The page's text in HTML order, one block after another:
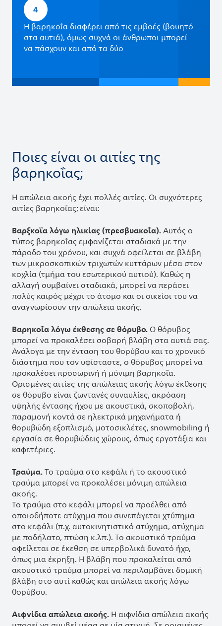
4
Η βαρηκοΐα διαφέρει από τις εμβοές (βουητό
στα αυτιά), όμως συχνά οι άνθρωποι μπορεί
να πάσχουν και από τα δύο
Ποιες είναι οι αιτίες της
βαρηκοΐας;
Η απώλεια ακοής έχει πολλές αιτίες. Οι συχνότερες
αιτίες βαρηκοΐας; είναι:
Βαρξκοΐα λόγω ηλικίας (πρεσβυακοΐα).Αυτός ο
τύπος βαρηκοΐας εμφανίζεται σταδιακά με την
πάροδο του χρόνου, και συχνά οφείλεται σε βλάβη
των μικροσκοπικών τριχωτών κυττάρων μέσα στον
κοχλία (τμήμα του εσωτερικού αυτιού). Καθώς η
αλλαγή συμβαίνει σταδιακά, μπορεί να περάσει
πολύς καιρός μέχρι το άτομο και οι οικείοι του να
αναγνωρίσουν την απώλεια ακοής.
Βαρηκοΐα λόγω έκθεσης σε θόρυβο.Ο θόρυβος
μπορεί να προκαλέσει σοβαρή βλάβη στα αυτιά σας.
Ανάλογα με την ένταση του θορύβου και το χρονικό
διάστημα που τον υφίσταστε, ο θόρυβος μπορεί να
προκαλέσει προσωρινή ή μόνιμη βαρηκοΐα.
Ορισμένες αιτίες της απώλειας ακοής λόγω έκθεσης
σε θόρυβο είναι ζωντανές συναυλίες, ακρόαση
υψηλής έντασης ήχου με ακουστικά, σκοποβολή,
παραμονή κοντά σε ηλεκτρικά μηχανήματα ή
θορυβώδη εξοπλισμό, μοτοσικλέτες, snowmobiling ή
εργασία σε θορυβώδεις χώρους, όπως εργοτάξια και
καφετέριες.
Τραύμα.Το τραύμα στο κεφάλι ή το ακουστικό
τραύμα μπορεί να προκαλέσει μόνιμη απώλεια
ακοής.
Το τραύμα στο κεφάλι μπορεί να προέλθει από
οποιοδήποτε ατύχημα που συνεπάγεται χτύπημα
στο κεφάλι (π.χ. αυτοκινητιστικό ατύχημα, ατύχημα
με ποδήλατο, πτώση κ.λπ.). Το ακουστικό τραύμα
οφείλεται σε έκεθση σε υπερβολικά δυνατό ήχο,
όπως μια έκρηξη. Η βλάβη που προκαλείται από
ακουστικό τραύμα μπορεί να περιλαμβάνει δομική
βλάβη στο αυτί καθώς και απώλεια ακοής λόγω
θορύβου.
Αιφνίδια απώλεια ακοής.Η αιφνίδια απώλεια ακοής